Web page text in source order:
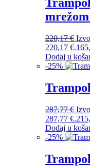
220,17€
220,17 €.
Dodaj u
-25%
287,77€
287,77 €.
Dodaj u
-25%